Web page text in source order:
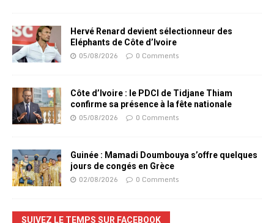
Hervé Renard devient sélectionneur des
Eléphants de Côte d’Ivoire
05/08/2026 0 Comments
Côte d’Ivoire : le PDCI de Tidjane Thiam
confirme sa présence à la fête nationale
05/08/2026 0 Comments
Guinée : Mamadi Doumbouya s’offre quelques
jours de congés en Grèce
02/08/2026 0 Comments
SUIVEZ LE TEMPS SUR FACEBOOK